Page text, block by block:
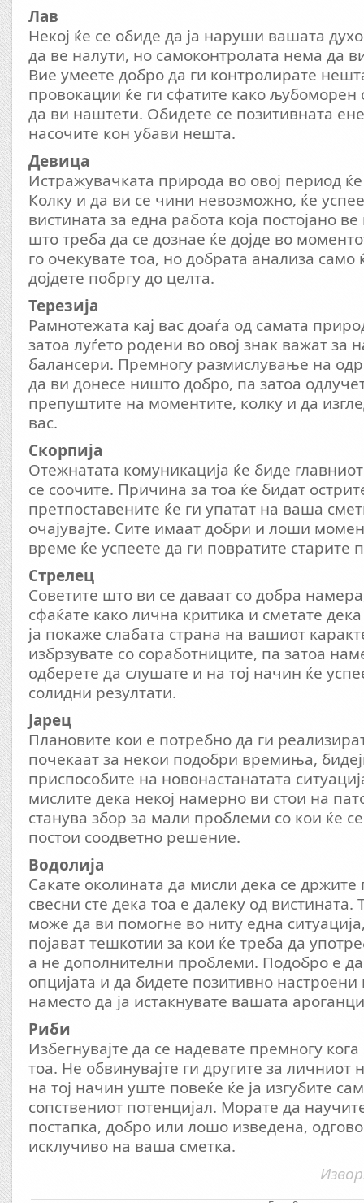
Лав
Некој ќе се обиде да ја наруши вашата
да ве налути, но самоконтролата нема да
Вие умеете добро да ги контролирате
провокации ќе ги сфатите како љубоморен
да ви наштети. Обидете се позитивната
насочите кон убави нешта.
Девица
Истражувачката природа во овој период ќе
Колку и да ви се чини невозможно, ќе
вистината за една работа која постојано
што треба да се дознае ќе дојде во
го очекувате тоа, но добрата анализа
дојдете побргу до целта.
Терезија
Рамнотежата кај вас доаѓа од самата
затоа луѓето родени во овој знак важат за
балансери. Премногу размислување на
да ви донесе ништо добро, па затоа
препуштите на моментите, колку и да
вас.
Скорпија
Отежнатата комуникација ќе биде
се соочите. Причина за тоа ќе бидат
претпоставените ќе ги упатат на ваша
очајувајте. Сите имаат добри и лоши
време ќе успеете да ги повратите старите
Стрелец
Советите што ви се даваат со добра
сфаќате како лична критика и сметате
ја покаже слабата страна на вашиот
избрзувате со соработниците, па затоа
одберете да слушате и на тој начин ќе
солидни резултати.
Јарец
Плановите кои е потребно да ги
почекаат за некои подобри времиња,
приспособите на новонастанатата
мислите дека некој намерно ви стои на
станува збор за мали проблеми со кои ќе
постои соодветно решение.
Водолија
Сакате околината да мисли дека се држите
свесни сте дека тоа е далеку од вистината.
може да ви помогне во ниту една
појават тешкотии за кои ќе треба да
а не дополнителни проблеми. Подобро е да
опцијата и да бидете позитивно настроени
наместо да ја истакнувате вашата
Риби
Избегнувајте да се надевате премногу
тоа. Не обвинувајте ги другите за личниот
на тој начин уште повеќе ќе ја изгубите
сопствениот потенцијал. Морате да
постапка, добро или лошо изведена,
исклучиво на ваша сметка.